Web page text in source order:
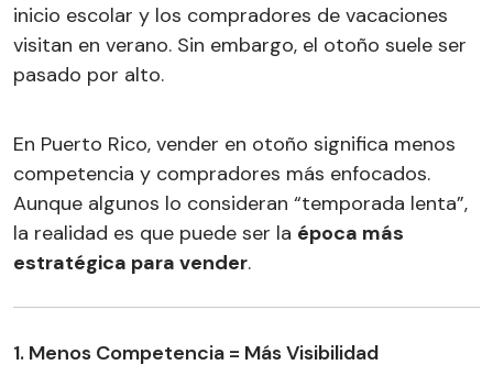
inicio escolar y los compradores de vacaciones
visitan en verano. Sin embargo, el otoño suele ser
pasado por alto.
En Puerto Rico, vender en otoño significa menos
competencia y compradores más enfocados.
Aunque algunos lo consideran “temporada lenta”,
la realidad es que puede ser la época más
estratégica para vender.
1. Menos Competencia = Más Visibilidad